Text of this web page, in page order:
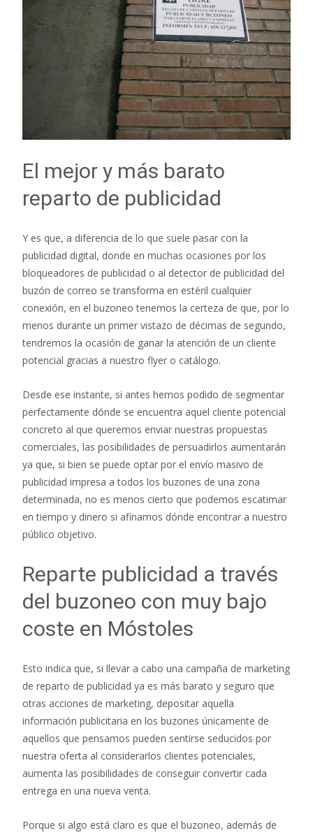
El mejor y más barato
reparto de publicidad
Y es que, a diferencia de lo que suele pasar con la
publicidad digital, donde en muchas ocasiones por los
bloqueadores de publicidad o al detector de publicidad del
buzón de correo se transforma en estéril cualquier
conexión, en el buzoneo tenemos la certeza de que, por lo
menos durante un primer vistazo de décimas de segundo,
tendremos la ocasión de ganar la atención de un cliente
potencial gracias a nuestro flyer o catálogo.
Desde ese instante, si antes hemos podido de segmentar
perfectamente dónde se encuentra aquel cliente potencial
concreto al que queremos enviar nuestras propuestas
comerciales, las posibilidades de persuadirlos aumentarán
ya que, si bien se puede optar por el envío masivo de
publicidad impresa a todos los buzones de una zona
determinada, no es menos cierto que podemos escatimar
en tiempo y dinero si afinamos dónde encontrar a nuestro
público objetivo.
Reparte publicidad a través
del buzoneo con muy bajo
coste en Móstoles
Esto indica que, si llevar a cabo una campaña de marketing
de reparto de publicidad ya es más barato y seguro que
otras acciones de marketing, depositar aquella
información publicitaria en los buzones únicamente de
aquellos que pensamos pueden sentirse seducidos por
nuestra oferta al considerarlos clientes potenciales,
aumenta las posibilidades de conseguir convertir cada
entrega en una nueva venta.
Porque si algo está claro es que el buzoneo, además de